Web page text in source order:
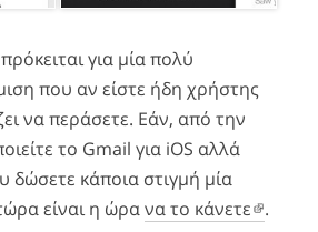
για μία πολύ
που αν είστε ήδη χρήστης
να περάσετε. Εάν, από την
το Gmail για iOS αλλά
δώσετε κάποια στιγμή μία
είναι η ώρανα το κάνετε .